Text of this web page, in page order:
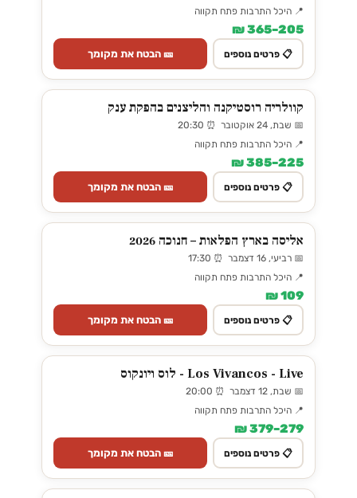
📍 היכל התרבות פתח תקווה
205–365 ₪
📋 פרטים נוספים 🎫 הבטח את מקומך
קוולריה רוסטיקנה והליצנים בהפקת ענק
📅 שבת, 24 אוקטובר ⏰ 20:30
📍 היכל התרבות פתח תקווה
225–385 ₪
📋 פרטים נוספים 🎫 הבטח את מקומך
אליסה בארץ הפלאות – חנוכה 2026
📅 רביעי, 16 דצמבר ⏰ 17:30
📍 היכל התרבות פתח תקווה
109 ₪
📋 פרטים נוספים 🎫 הבטח את מקומך
Los Vivancos - Live - לוס ויונקוס
📅 שבת, 12 דצמבר ⏰ 20:00
📍 היכל התרבות פתח תקווה
279–379 ₪
📋 פרטים נוספים 🎫 הבטח את מקומך